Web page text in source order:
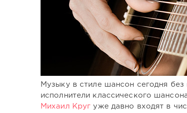
Музыку в стиле шансон сегодня
исполнители классического
Михаил Круг уже давно входят в